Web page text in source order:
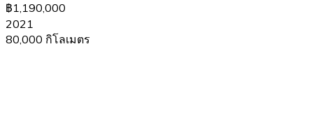
฿1,190,000
2021
80,000 กิโลเมตร